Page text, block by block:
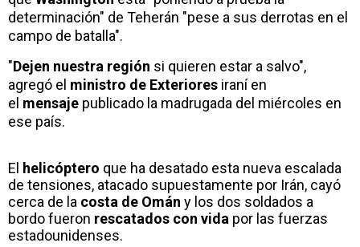
determinación" de Teherán "pese a sus derrotas en el
campo de batalla".
"Dejen nuestra región si quieren estar a salvo",
agregó el ministro de Exteriores iraní en
el mensaje publicado la madrugada del miércoles en
ese país.
El helicóptero que ha desatado esta nueva escalada
de tensiones, atacado supuestamente por Irán, cayó
cerca de la costa de Omán y los dos soldados a
bordo fueron rescatados con vida por las fuerzas
estadounidenses.